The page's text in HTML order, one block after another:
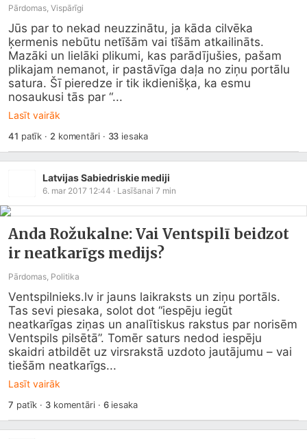
Pārdomas, Vispārīgi
Jūs par to nekad neuzzinātu, ja kāda cilvēka
ķermenis nebūtu netīšām vai tīšām atkailināts.
Mazāki un lielāki plikumi, kas parādījušies, pašam
plikajam nemanot, ir pastāvīga daļa no ziņu portālu
satura. Šī pieredze ir tik ikdienišķa, ka esmu
nosaukusi tās par “...
Lasīt vairāk
41 patīk · 2 komentāri · 33 iesaka
Latvijas Sabiedriskie mediji
6. mar 2017 12:44 · Lasīšanai 7 min
Anda Rožukalne: Vai Ventspilī beidzot
ir neatkarīgs medijs?
Pārdomas, Politika
Ventspilnieks.lv ir jauns laikraksts un ziņu portāls.
Tas sevi piesaka, solot dot “iespēju iegūt
neatkarīgas ziņas un analītiskus rakstus par norisēm
Ventspils pilsētā”. Tomēr saturs nedod iespēju
skaidri atbildēt uz virsrakstā uzdoto jautājumu – vai
tiešām neatkarīgs...
Lasīt vairāk
7 patīk · 3komentāri · 6iesaka